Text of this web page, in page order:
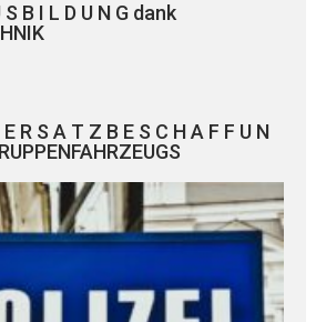
B I L D U N G dank
R S A T Z B E S C H A F F U N